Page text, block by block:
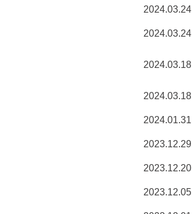
2024.03.24
2024.03.24
2024.03.18
2024.03.18
2024.01.31
2023.12.29
2023.12.20
2023.12.05